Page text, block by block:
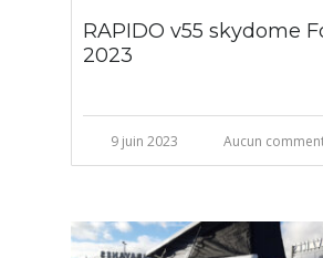
RAPIDO v55 skydome
2023
9 juin 2023 Aucun